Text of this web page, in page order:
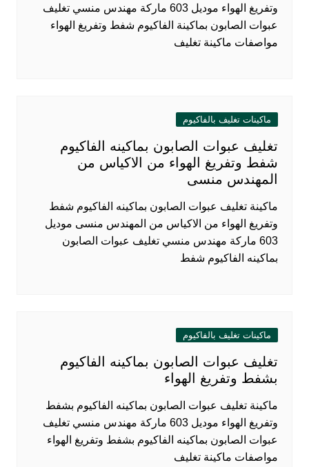
وتفريغ الهواء موديل 603 ماركة مهندس منسي تغليف
عبوات الصابون بماكينة الفاكيوم شفط وتفريغ الهواء
مواصفات ماكينة تغليف
ماكينات تغليف بالفاكيوم
تغليف عبوات الصابون بماكينه الفاكيوم
شفط وتفريغ الهواء من الاكياس من
المهندس منسى
ماكينة تغليف عبوات الصابون بماكينه الفاكيوم شفط
وتفريغ الهواء من الاكياس من المهندس منسى موديل
603 ماركة مهندس منسي تغليف عبوات الصابون
بماكينه الفاكيوم شفط
ماكينات تغليف بالفاكيوم
تغليف عبوات الصابون بماكينه الفاكيوم
بشفط وتفريغ الهواء
ماكينة تغليف عبوات الصابون بماكينه الفاكيوم بشفط
وتفريغ الهواء موديل 603 ماركة مهندس منسي تغليف
عبوات الصابون بماكينه الفاكيوم بشفط وتفريغ الهواء
مواصفات ماكينة تغليف